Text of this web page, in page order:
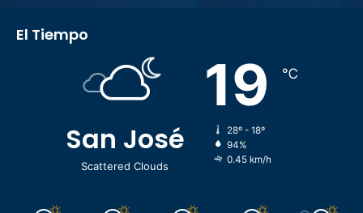
El Tiempo
San José
Scattered Clouds
19 ℃
28º - 18º
94%
0.45 km/h